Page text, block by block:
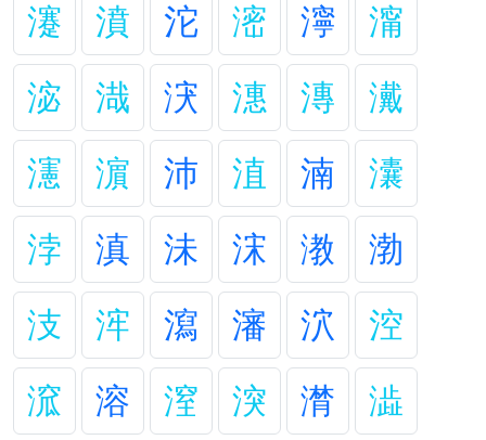
瀽
濆 沱 滵 濘
澝
淧
渽 涋 潓 漙
瀻
瀗
濵 沛 淔 湳
灢
浡
滇 沬 浨 漖
渤
汥
浶 瀉 瀋 泬
涳
溛
溶 潌 湥 潸
澁